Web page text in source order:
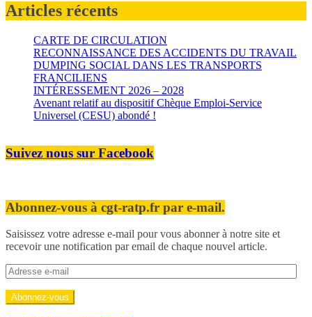
Articles récents
CARTE DE CIRCULATION
RECONNAISSANCE DES ACCIDENTS DU TRAVAIL
DUMPING SOCIAL DANS LES TRANSPORTS
FRANCILIENS
INTÉRESSEMENT 2026 – 2028
Avenant relatif au dispositif Chèque Emploi-Service
Universel (CESU) abondé !
Suivez nous sur Facebook
Abonnez-vous à cgt-ratp.fr par e-mail.
Saisissez votre adresse e-mail pour vous abonner à notre site et
recevoir une notification par email de chaque nouvel article.
Adresse
e-
mail
Abonnez-vous